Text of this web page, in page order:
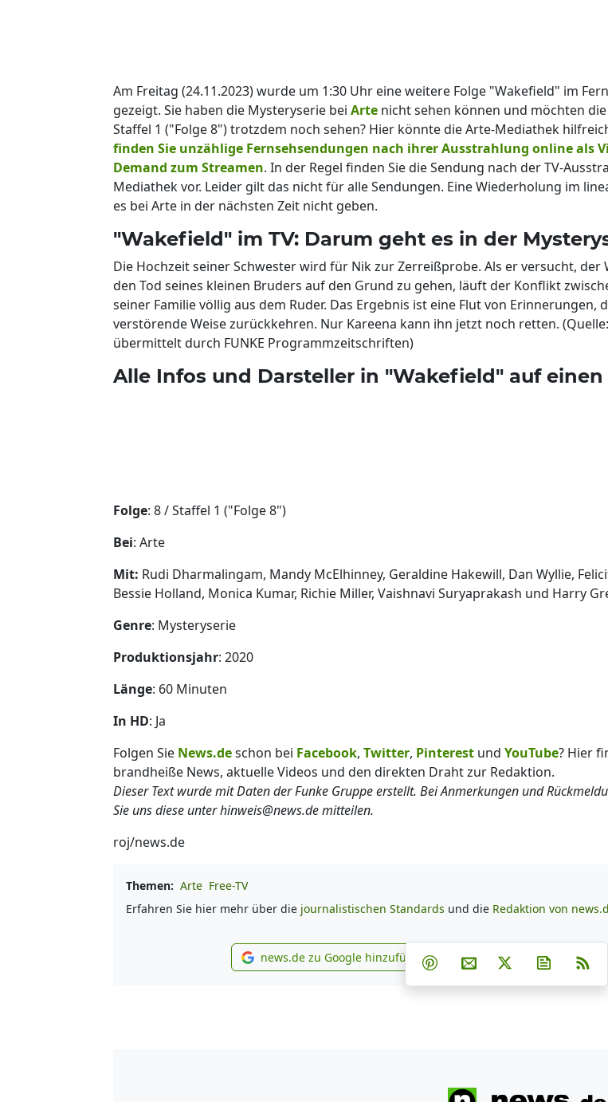
Am Freitag (24.11.2023) wurde um 1:30 Uhr eine weitere Folge "Wakefield" im
gezeigt. Sie haben die Mysteryserie bei Arte nicht sehen können und möchten die
Staffel 1 ("Folge 8") trotzdem noch sehen? Hier könnte die Arte-Mediathek
finden Sie unzählige Fernsehsendungen nach ihrer Ausstrahlung online als
Demand zum Streamen. In der Regel finden Sie die Sendung nach der TV-
Mediathek vor. Leider gilt das nicht für alle Sendungen. Eine Wiederholung im
es bei Arte in der nächsten Zeit nicht geben.
"Wakefield" im TV: Darum geht es in der
Die Hochzeit seiner Schwester wird für Nik zur Zerreißprobe. Als er versucht, der
den Tod seines kleinen Bruders auf den Grund zu gehen, läuft der Konflikt
seiner Familie völlig aus dem Ruder. Das Ergebnis ist eine Flut von Erinnerungen,
verstörende Weise zurückkehren. Nur Kareena kann ihn jetzt noch retten.
übermittelt durch FUNKE Programmzeitschriften)
Alle Infos und Darsteller in "Wakefield" auf
Folge: 8 / Staffel 1 ("Folge 8")
Bei: Arte
Mit: Rudi Dharmalingam, Mandy McElhinney, Geraldine Hakewill, Dan Wyllie,
Bessie Holland, Monica Kumar, Richie Miller, Vaishnavi Suryaprakash und Harry
Genre: Mysteryserie
Produktionsjahr: 2020
Länge: 60 Minuten
In HD: Ja
Folgen Sie News.deschon bei Facebook, Twitter, Pinterest und YouTube? Hier
brandheiße News, aktuelle Videos und den direkten Draht zur Redaktion.
Dieser Text wurde mit Daten der Funke Gruppe erstellt. Bei Anmerkungen und
Sie uns diese unter hinweis@news.de mitteilen.
roj/news.de
Themen: Arte Free-TV
Erfahren Sie hier mehr über die journalistischen Standards und die Redaktion von
news.de zu Google hinzufügen
news.de zu Google hinzufügen Teilen auf Facebook
Teilen aufTeilen auf
Teilen auf Pinterest
Per E-Mail teilen
Post auf X